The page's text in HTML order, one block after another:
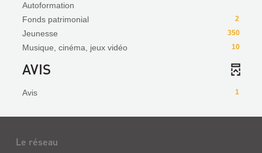
Autoformation
2
Fonds patrimonial
350
Jeunesse
10
Musique, cinéma, jeux vidéo
AVIS
1
Avis
Le réseau